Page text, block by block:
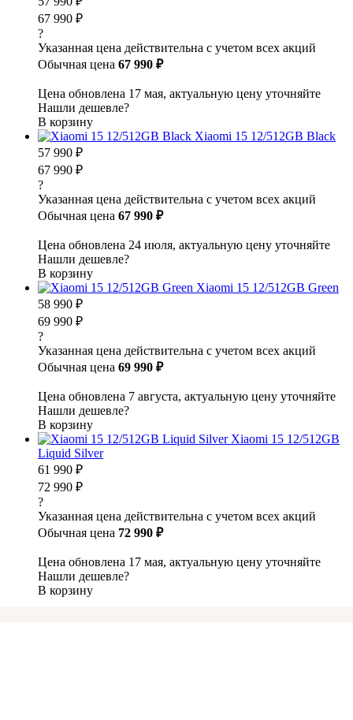
67 990 ₽
?
Указанная цена действительна с учетом всех акций
Обычная цена 67 990 ₽
Цена обновлена 17 мая, актуальную цену уточняйте
Нашли дешевле?
В корзину
Xiaomi 15 12/512GB Black
57 990 ₽
67 990 ₽
?
Указанная цена действительна с учетом всех акций
Обычная цена 67 990 ₽
Цена обновлена 24 июля, актуальную цену уточняйте
Нашли дешевле?
В корзину
Xiaomi 15 12/512GB Green
58 990 ₽
69 990 ₽
?
Указанная цена действительна с учетом всех акций
Обычная цена 69 990 ₽
Цена обновлена 7 августа, актуальную цену уточняйте
Нашли дешевле?
В корзину
Xiaomi 15 12/512GB
Liquid Silver
61 990 ₽
72 990 ₽
?
Указанная цена действительна с учетом всех акций
Обычная цена 72 990 ₽
Цена обновлена 17 мая, актуальную цену уточняйте
Нашли дешевле?
В корзину